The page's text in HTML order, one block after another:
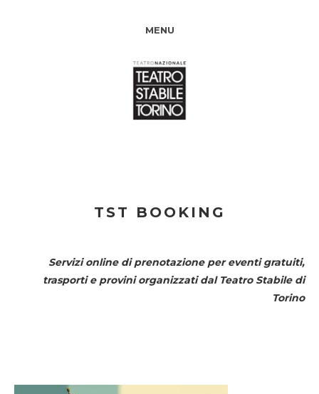
MENU
TST BOOKING
Servizi online di prenotazione per eventi gratuiti,
trasporti e provini organizzati dal Teatro Stabile di
Torino